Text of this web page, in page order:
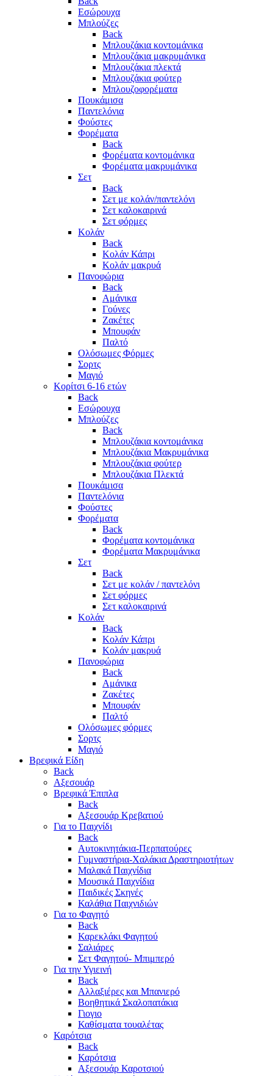
Εσώρουχα
Μπλούζες
Back
Μπλουζάκια κοντομάνικα
Μπλουζάκια μακρυμάνικα
Μπλουζάκια πλεκτά
Μπλουζάκια φούτερ
Μπλουζοφορέματα
Πουκάμισα
Παντελόνια
Φούστες
Φορέματα
Back
Φορέματα κοντομάνικα
Φορέματα μακρυμάνικα
Σετ
Back
Σετ με κολάν/παντελόνι
Σετ καλοκαιρινά
Σετ φόρμες
Κολάν
Back
Κολάν Κάπρι
Κολάν μακρυά
Πανοφώρια
Back
Αμάνικα
Γούνες
Ζακέτες
Μπουφάν
Παλτό
Ολόσωμες Φόρμες
Σορτς
Μαγιό
Κορίτσι 6-16 ετών
Back
Εσώρουχα
Μπλούζες
Back
Μπλουζάκια κοντομάνικα
Μπλουζάκια Μακρυμάνικα
Μπλουζάκια φούτερ
Μπλουζάκια Πλεκτά
Πουκάμισα
Παντελόνια
Φούστες
Φορέματα
Back
Φορέματα κοντομάνικα
Φορέματα Μακρυμάνικα
Σετ
Back
Σετ με κολάν / παντελόνι
Σετ φόρμες
Σετ καλοκαιρινά
Κολάν
Back
Κολάν Κάπρι
Κολάν μακρυά
Πανοφώρια
Back
Αμάνικα
Ζακέτες
Μπουφάν
Παλτό
Ολόσωμες φόρμες
Σορτς
Μαγιό
Βρεφικά Είδη
Back
Αξεσουάρ
Βρεφικά Έπιπλα
Back
Αξεσουάρ Κρεβατιού
Για το Παιχνίδι
Back
Αυτοκινητάκια-Περπατούρες
Γυμναστήρια-Χαλάκια Δραστηριοτήτων
Μαλακά Παιχνίδια
Μουσικά Παιχνίδια
Παιδικές Σκηνές
Καλάθια Παιχνιδιών
Για το Φαγητό
Back
Καρεκλάκι Φαγητού
Σαλιάρες
Σετ Φαγητού- Μπιμπερό
Για την Υγιεινή
Back
Αλλαξιέρες και Μπανιερό
Βοηθητικά Σκαλοπατάκια
Γιογιο
Καθίσματα τουαλέτας
Καρότσια
Back
Καρότσια
Αξεσουάρ Καροτσιού